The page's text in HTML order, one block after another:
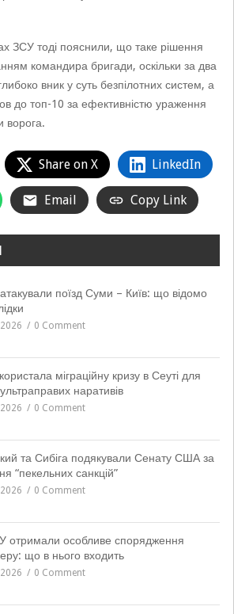
ЗСУ тоді пояснили, що таке рішення
командира бригади, оскільки за два
вник у суть безпілотних систем, а
до топ-10 за ефективністю ураження
ворога.
Share on X LinkedIn
Email Copy Link
поїзд Суми – Київ: що відомо
0 Comment
міграційну кризу в Сеуті для
наративів
0 Comment
та Сибіга подякували Сенату США за
“пекельних санкцій”
0 Comment
отримали особливе спорядження
що в нього входить
0 Comment